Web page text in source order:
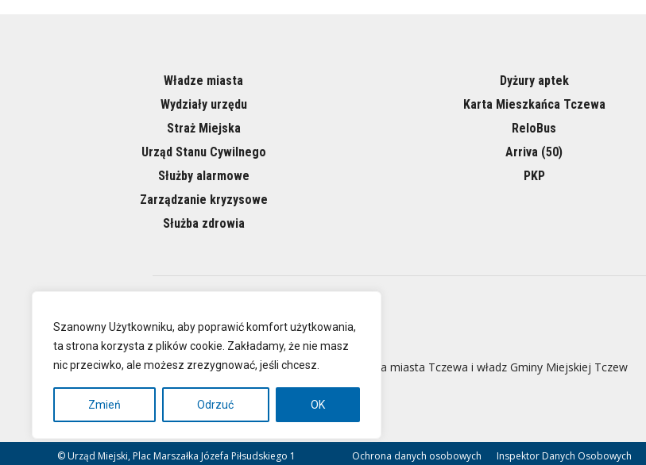
Szanowny Użytkowniku, aby poprawić komfort użytkowania,
ta strona korzysta z plików cookie. Zakładamy, że nie masz
nic przeciwko, ale możesz zrezygnować, jeśli chcesz.
Zmień Odrzuć OK
Władze miasta
Wydziały urzędu
Straż Miejska
Urząd Stanu Cywilnego
Służby alarmowe
Zarządzanie kryzysowe
Służba zdrowia
Dyżury aptek
Karta Mieszkańca Tczewa
ReloBus
Arriva (50)
PKP
O NAS
Oficjalna strona miasta Tczewa i władz Gminy Miejskiej Tczew
Ochrona danych osobowych Inspektor Danych Osobowych
© Urząd Miejski, Plac Marszałka Józefa Piłsudskiego 1